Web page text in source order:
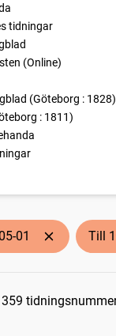
tidningar
(Online)
(Göteborg : 1828)
: 1811)
(1764)
01 Till